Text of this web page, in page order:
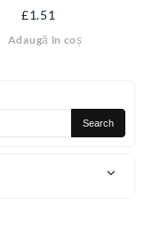
£1.51
Adaugă în coș